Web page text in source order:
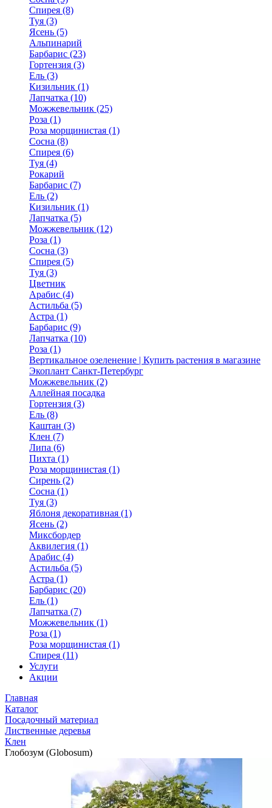
Спирея (8)
Туя (3)
Ясень (5)
Альпинарий
Барбарис (23)
Гортензия (3)
Ель (3)
Кизильник (1)
Лапчатка (10)
Можжевельник (25)
Роза (1)
Роза морщинистая (1)
Сосна (8)
Спирея (6)
Туя (4)
Рокарий
Барбарис (7)
Ель (2)
Кизильник (1)
Лапчатка (5)
Можжевельник (12)
Роза (1)
Сосна (3)
Спирея (5)
Туя (3)
Цветник
Арабис (4)
Астильба (5)
Астра (1)
Барбарис (9)
Лапчатка (10)
Роза (1)
Вертикальное озеленение | Купить растения в магазине
Экоплант Санкт-Петербург
Можжевельник (2)
Аллейная посадка
Гортензия (3)
Ель (8)
Каштан (3)
Клен (7)
Липа (6)
Пихта (1)
Роза морщинистая (1)
Сирень (2)
Сосна (1)
Туя (3)
Яблоня декоративная (1)
Ясень (2)
Миксбордер
Аквилегия (1)
Арабис (4)
Астильба (5)
Астра (1)
Барбарис (20)
Ель (1)
Лапчатка (7)
Можжевельник (1)
Роза (1)
Роза морщинистая (1)
Спирея (11)
Услуги
Акции
Главная
Каталог
Посадочный материал
Лиственные деревья
Клен
Глобозум (Globosum)